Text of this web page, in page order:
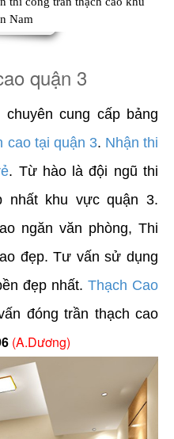
Nam
quận 3
chuyên cung cấp bảng
cao tại quận 3. Nhận thi
. Từ hào là đội ngũ thi
nhất khu vực quận 3.
ngăn văn phòng, Thi
đẹp. Tư vấn sử dụng
đẹp nhất. Thạch Cao
đóng trần thạch cao
(A.Dương)